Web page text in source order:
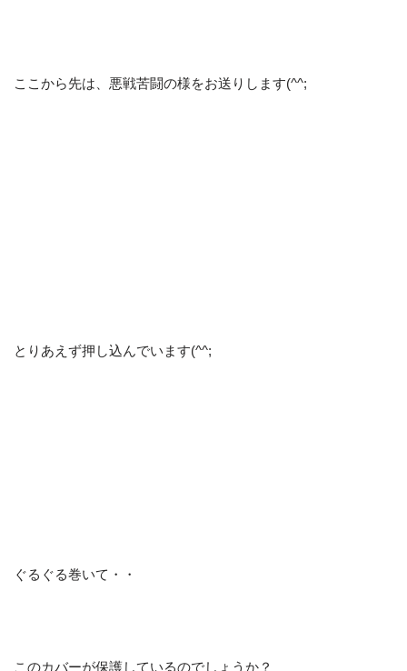
ここから先は、悪戦苦闘の様をお送りします(^^;
とりあえず押し込んでいます(^^;
ぐるぐる巻いて・・
このカバーが保護しているのでしょうか？